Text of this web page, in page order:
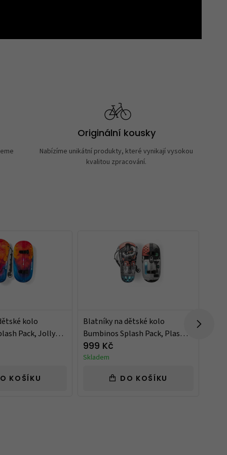
Originální kousky
Nabízíme unikátní produkty, které vynikají vysokou
kvalitou zpracování.
kolo
Pack, Jolly
KOŠÍKU
Blatníky na dětské kolo
Bumbinos Splash Pack, Plasma
Turbo
999 Kč
Skladem
DO KOŠÍKU